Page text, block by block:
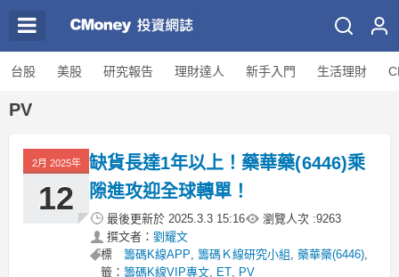
台股 美股 研究報告 理財達人 新手入門 生活理財
PV
2月 2025年
12
缺貨長達1年以上！藥華藥(6446)乘
隙進攻迎全球轉單！
最後更新於 2025.3.3 15:16 瀏覽人次 :9263
撰文者： 劉耀文
標
籤：
籌碼K線APP,籌碼Ｋ線研究小組 ,藥華藥(6446),
籌碼K線VIP專文, ET, PV